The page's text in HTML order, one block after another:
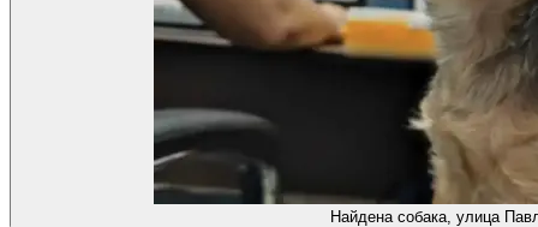
Найдена собака, улица